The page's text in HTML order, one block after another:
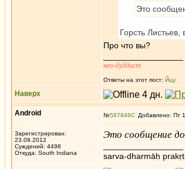
Это
Горсть Листьев,
Про что вы?
нео-буддист
Ответы на этот пост: Йцу
Наверх
Android
Зарегистрирован:
23.09.2012
Суждений: 4498
Откуда: South Indiana
№587846 Добавлено: Пт
Это сообщение
sarva-dharmāḥ